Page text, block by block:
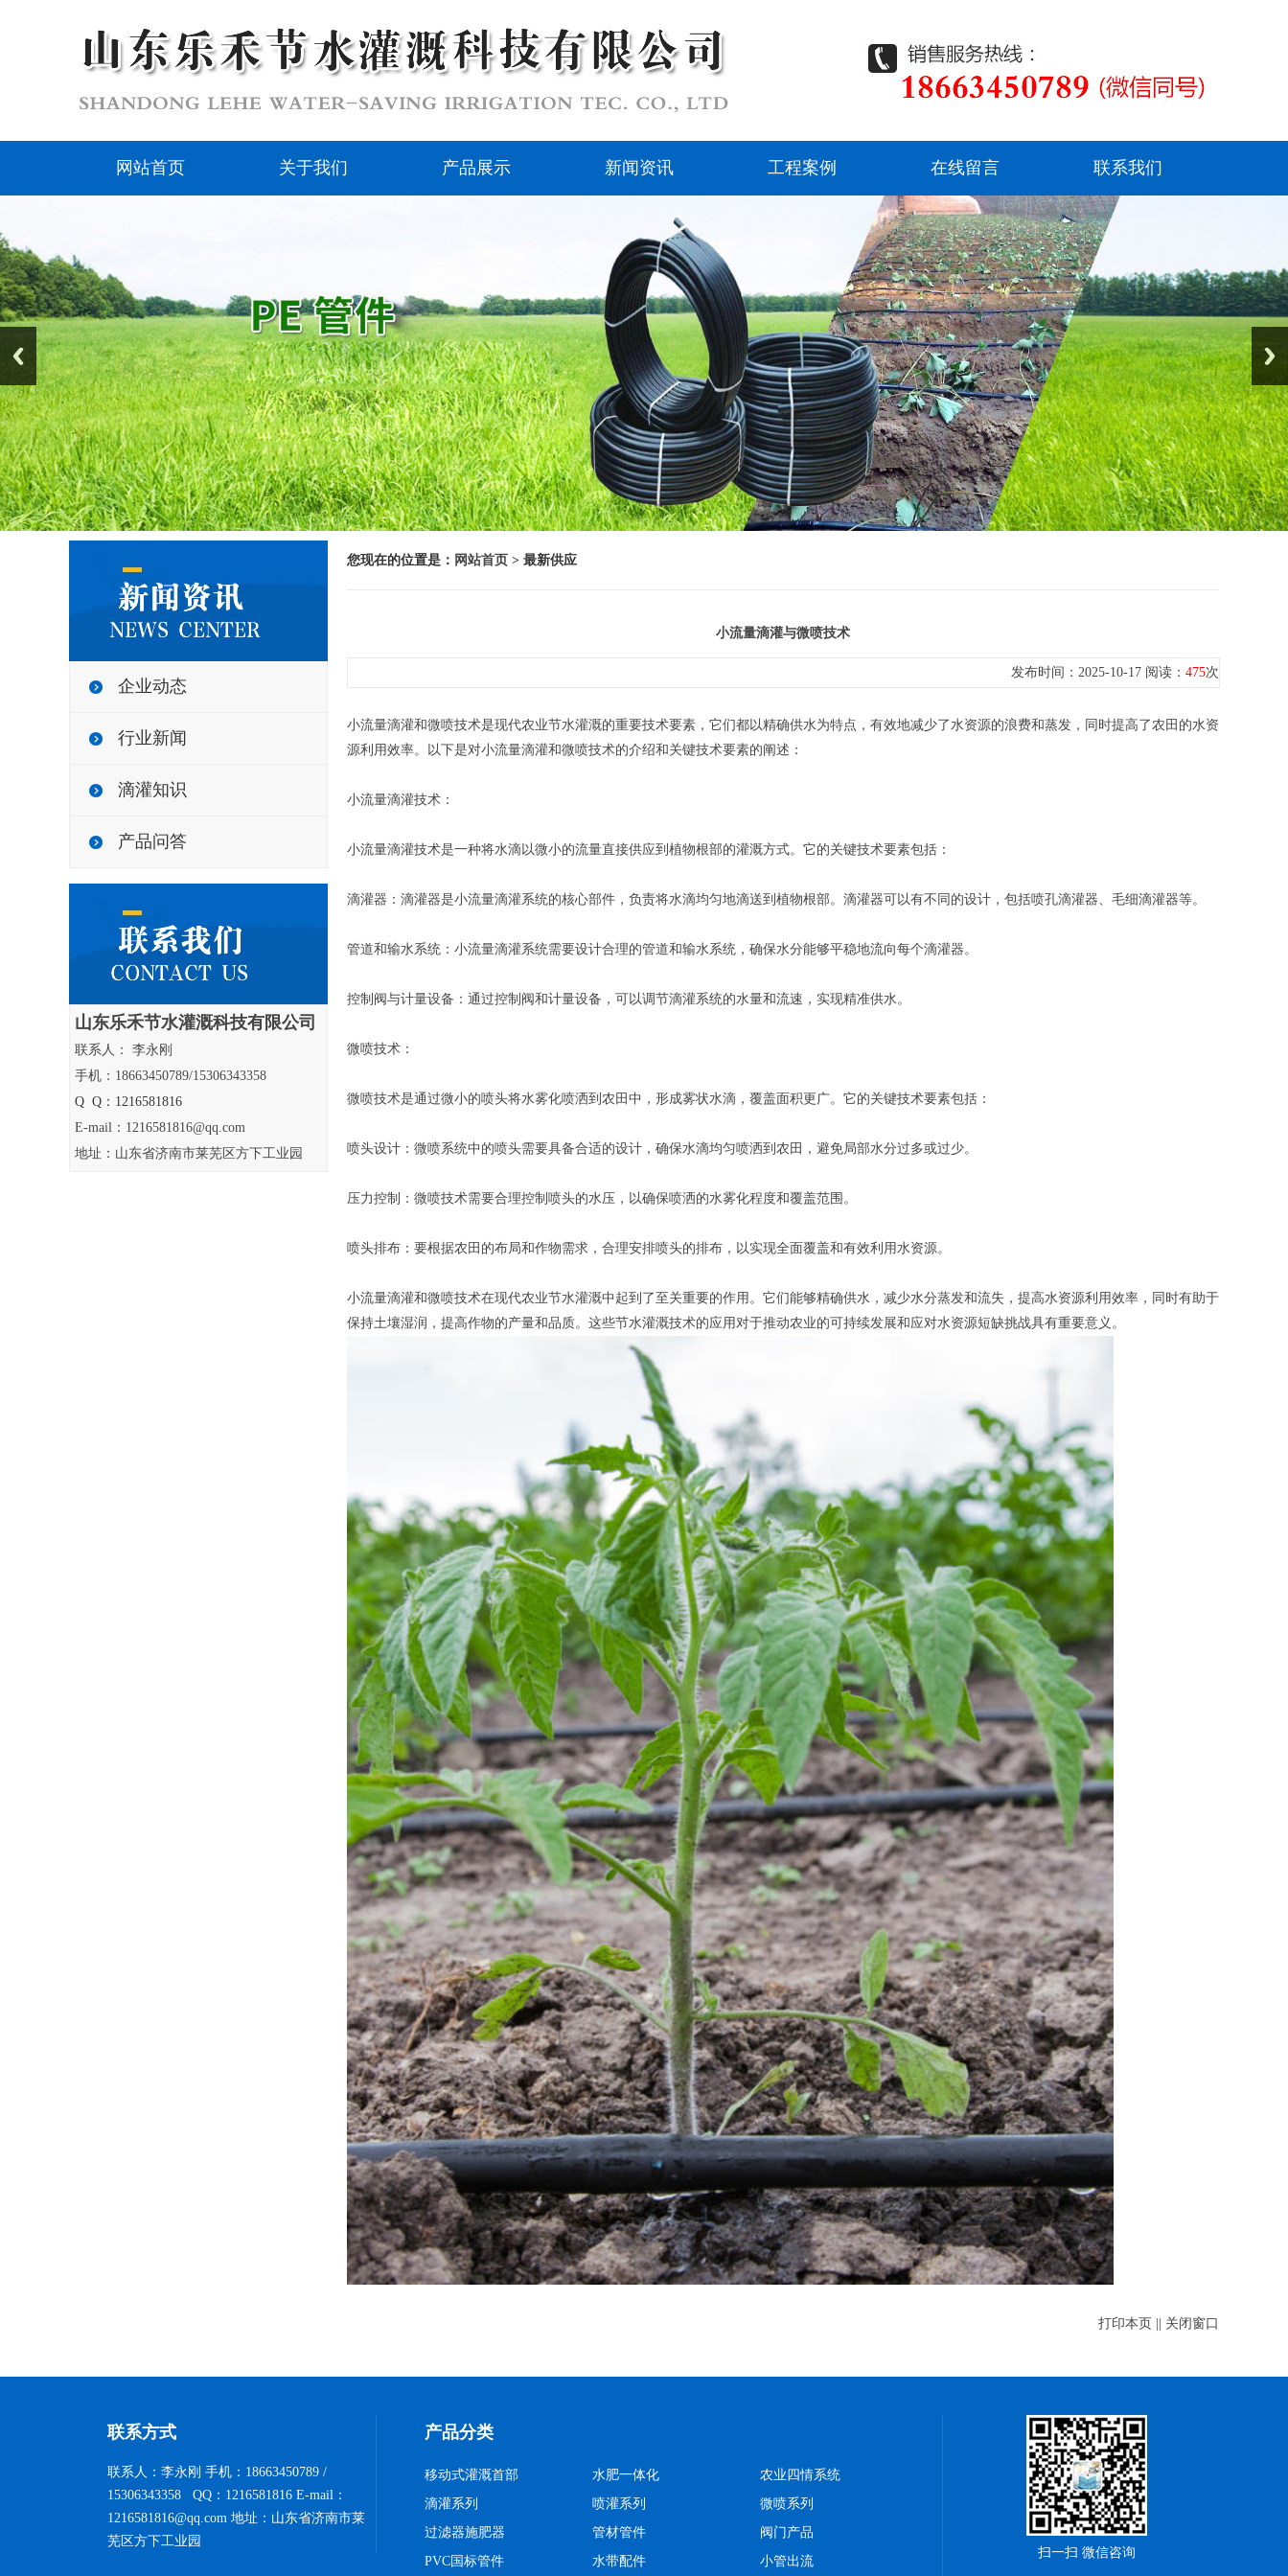
网站首页 关于我们 产品展示 新闻资讯 工程案例 在线留言 联系我们
企业动态
行业新闻
滴灌知识
产品问答
山东乐禾节水灌溉科技有限公司
联系人： 李永刚
手机：18663450789/15306343358
Q Q：1216581816
E-mail：1216581816@qq.com
地址：山东省济南市莱芜区方下工业园
您现在的位置是： 网站首页 > 最新供应
小流量滴灌与微喷技术
发布时间：2025-10-17 阅读： 475次
小流量滴灌和微喷技术是现代农业节水灌溉的重要技术要素，它们都以精确供水为特点，有效地减少了水资源的浪费和蒸发，同时提高了农田的水资
源利用效率。以下是对小流量滴灌和微喷技术的介绍和关键技术要素的阐述：
小流量滴灌技术：
小流量滴灌技术是一种将水滴以微小的流量直接供应到植物根部的灌溉方式。它的关键技术要素包括：
滴灌器：滴灌器是小流量滴灌系统的核心部件，负责将水滴均匀地滴送到植物根部。滴灌器可以有不同的设计，包括喷孔滴灌器、毛细滴灌器等。
管道和输水系统：小流量滴灌系统需要设计合理的管道和输水系统，确保水分能够平稳地流向每个滴灌器。
控制阀与计量设备：通过控制阀和计量设备，可以调节滴灌系统的水量和流速，实现精准供水。
微喷技术：
微喷技术是通过微小的喷头将水雾化喷洒到农田中，形成雾状水滴，覆盖面积更广。它的关键技术要素包括：
喷头设计：微喷系统中的喷头需要具备合适的设计，确保水滴均匀喷洒到农田，避免局部水分过多或过少。
压力控制：微喷技术需要合理控制喷头的水压，以确保喷洒的水雾化程度和覆盖范围。
喷头排布：要根据农田的布局和作物需求，合理安排喷头的排布，以实现全面覆盖和有效利用水资源。
小流量滴灌和微喷技术在现代农业节水灌溉中起到了至关重要的作用。它们能够精确供水，减少水分蒸发和流失，提高水资源利用效率，同时有助于
保持土壤湿润，提高作物的产量和品质。这些节水灌溉技术的应用对于推动农业的可持续发展和应对水资源短缺挑战具有重要意义。
打印本页 关闭窗口
联系方式
联系人：李永刚 手机：18663450789 /
15306343358 QQ：1216581816 E-mail：
1216581816@qq.com 地址：山东省济南市莱
芜区方下工业园
产品分类
移动式灌溉首部 水肥一体化
农业四情系统
滴灌系列
喷灌系列
微喷系列
过滤器施肥器
管材管件
阀门产品
PVC国标管件
水带配件 小管出流
扫一扫 微信咨询